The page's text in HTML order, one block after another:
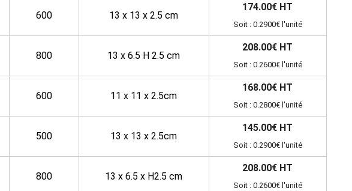
600 13 x 13 x 2.5 cm
174.00€ HT
Soit : 0.2900€ l'unité
800 13 x 6.5 H 2.5 cm
208.00€ HT
Soit : 0.2600€ l'unité
600 11 x 11 x 2.5cm
168.00€ HT
Soit : 0.2800€ l'unité
500 13 x 13 x 2.5cm
145.00€ HT
Soit : 0.2900€ l'unité
800 13 x 6.5 x H2.5 cm
208.00€ HT
Soit : 0.2600€ l'unité